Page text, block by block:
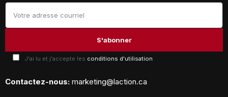
J'ai lu et j'accepte les conditions d'utilisation
Contactez-nous: marketing@laction.ca